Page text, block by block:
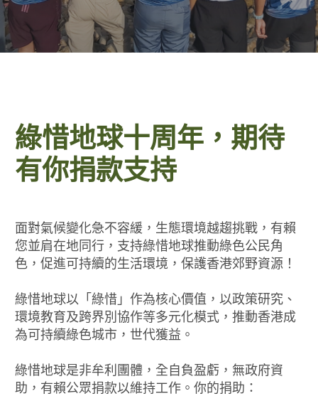
綠惜地球十周年，期待
有你捐款支持
面對氣候變化急不容緩，生態環境越趨挑戰，有賴
您並肩在地同行，支持綠惜地球推動綠色公民角
色，促進可持續的生活環境，保護香港郊野資源！
綠惜地球以「綠惜」作為核心價值，以政策研究、
環境教育及跨界別協作等多元化模式，推動香港成
為可持續綠色城市，世代獲益。
綠惜地球是非牟利團體，全自負盈虧，無政府資
助，有賴公眾捐款以維持工作。你的捐助：